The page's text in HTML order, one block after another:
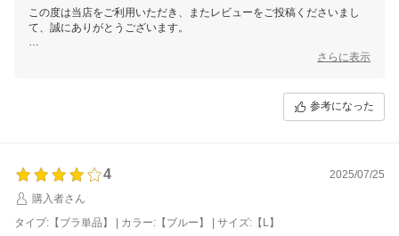
この度は当店をご利用いただき、またレビューをご投稿くださいまし
て、誠にありがとうございます。
お客様よりいただくご意見やご感想は、私どもにとって大変貴重な財産
なお、個別での対応が必要なお客様へは、別途メールにてご対応させて
蒸し暑い毎日が続きますが、少しでも快適にお過ごしいただければ幸い
です。
さらに表示
参考になった
4
2025/07/25
購入者さん
タイプ:【ブラ単品】 | カラー:【ブルー】 | サイズ:【L】